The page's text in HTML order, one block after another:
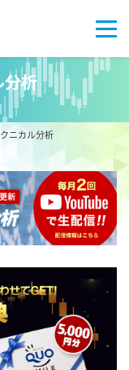
分析
ニカル分析